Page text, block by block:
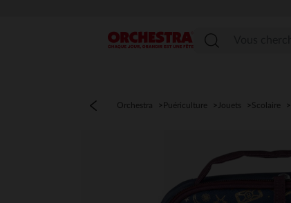
Menu
Orchestra Puériculture Jouets Scolaire